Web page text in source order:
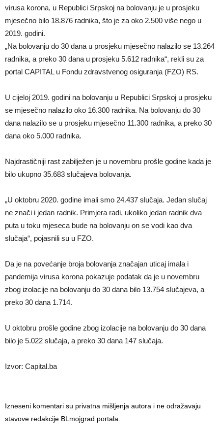
virusa korona, u Republici Srpskoj na bolovanju je u prosjeku
mjesečno bilo 18.876 radnika, što je za oko 2.500 više nego u
2019. godini.
„Na bolovanju do 30 dana u prosjeku mjesečno nalazilo se 13.264
radnika, a preko 30 dana u prosjeku 5.612 radnika“, rekli su za
portal CAPITAL u Fondu zdravstvenog osiguranja (FZO) RS.
U cijeloj 2019. godini na bolovanju u Republici Srpskoj u prosjeku
se mjesečno nalazilo oko 16.300 radnika. Na bolovanju do 30
dana nalazilo se u prosjeku mjesečno 11.300 radnika, a preko 30
dana oko 5.000 radnika.
Najdrastičniji rast zabilježen je u novembru prošle godine kada je
bilo ukupno 35.683 slučajeva bolovanja.
„U oktobru 2020. godine imali smo 24.437 slučaja. Jedan slučaj
ne znači i jedan radnik. Primjera radi, ukoliko jedan radnik dva
puta u toku mjeseca bude na bolovanju on se vodi kao dva
slučaja“, pojasnili su u FZO.
Da je na povećanje broja bolovanja značajan uticaj imala i
pandemija virusa korona pokazuje podatak da je u novembru
zbog izolacije na bolovanju do 30 dana bilo 13.754 slučajeva, a
preko 30 dana 1.714.
U oktobru prošle godine zbog izolacije na bolovanju do 30 dana
bilo je 5.022 slučaja, a preko 30 dana 147 slučaja.
Izvor: Capital.ba
Izneseni komentari su privatna mišljenja autora i ne odražavaju
stavove redakcije BLmojgrad portala.